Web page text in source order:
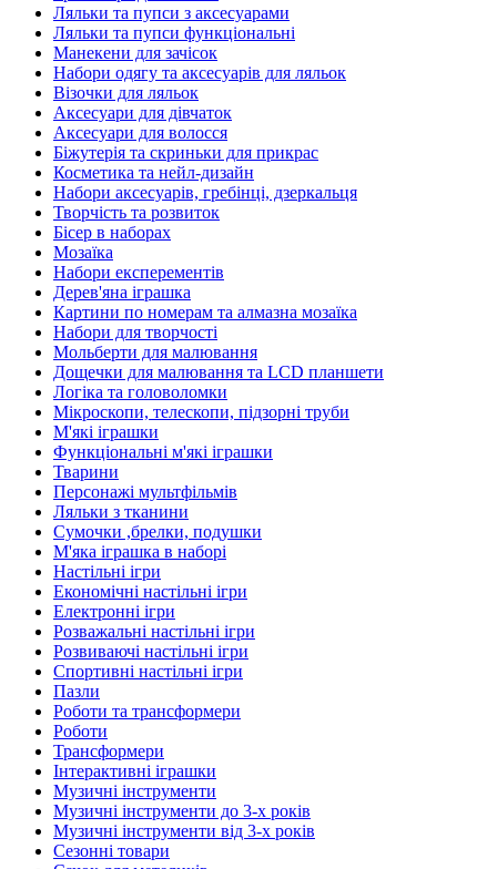
Ляльки та пупси з аксесуарами
Ляльки та пупси функціональні
Манекени для зачісок
Набори одягу та аксесуарів для ляльок
Візочки для ляльок
Аксесуари для дівчаток
Аксесуари для волосся
Біжутерія та скриньки для прикрас
Косметика та нейл-дизайн
Набори аксесуарів, гребінці, дзеркальця
Творчість та розвиток
Бісер в наборах
Мозаїка
Набори експерементів
Дерев'яна іграшка
Картини по номерам та алмазна мозаїка
Набори для творчості
Мольберти для малювання
Дощечки для малювання та LCD планшети
Логіка та головоломки
Мікроскопи, телескопи, підзорні труби
М'які іграшки
Функціональні м'які іграшки
Тварини
Персонажі мультфільмів
Ляльки з тканини
Сумочки ,брелки, подушки
М'яка іграшка в наборі
Настільні ігри
Економічні настільні ігри
Електронні ігри
Розважальні настільні ігри
Розвиваючі настільні ігри
Спортивні настільні ігри
Пазли
Роботи та трансформери
Роботи
Трансформери
Інтерактивні іграшки
Музичні інструменти
Музичні інструменти до 3-х років
Музичні інструменти від 3-х років
Сезонні товари